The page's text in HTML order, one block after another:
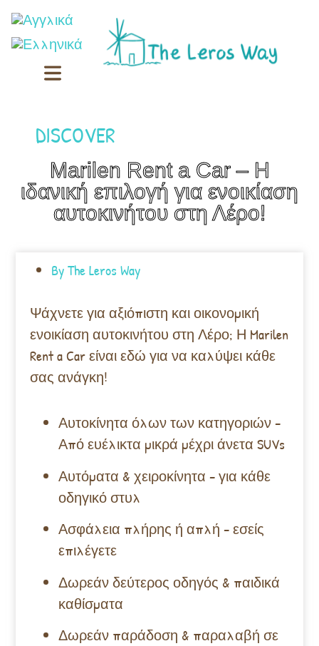
DISCOVER
Marilen Rent a Car – Η
ιδανική επιλογή για ενοικίαση
αυτοκινήτου στη Λέρο!
ByThe Leros Way
Ψάχνετε για αξιόπιστη και οικονομική
ενοικίαση αυτοκινήτου στη Λέρο; Η Marilen
Rent a Car είναι εδώ για να καλύψει κάθε
σας ανάγκη!
Αυτοκίνητα όλων των κατηγοριών –
Από ευέλικτα μικρά μέχρι άνετα SUVs
Αυτόματα & χειροκίνητα – για κάθε
οδηγικό στυλ
Ασφάλεια πλήρης ή απλή – εσείς
επιλέγετε
Δωρεάν δεύτερος οδηγός & παιδικά
καθίσματα
Δωρεάν παράδοση & παραλαβή σε